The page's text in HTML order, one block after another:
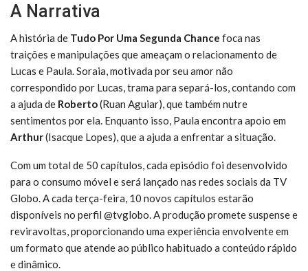
A Narrativa
A história de Tudo Por Uma Segunda Chance foca nas
traições e manipulações que ameaçam o relacionamento de
Lucas e Paula. Soraia, motivada por seu amor não
correspondido por Lucas, trama para separá-los, contando com
a ajuda de Roberto(Ruan Aguiar), que também nutre
sentimentos por ela. Enquanto isso, Paula encontra apoio em
Arthur(Isacque Lopes), que a ajuda a enfrentar a situação.
Com um total de 50 capítulos, cada episódio foi desenvolvido
para o consumo móvel e será lançado nas redes sociais da TV
Globo. A cada terça-feira, 10 novos capítulos estarão
disponíveis no perfil @tvglobo. A produção promete suspense e
reviravoltas, proporcionando uma experiência envolvente em
um formato que atende ao público habituado a conteúdo rápido
e dinâmico.